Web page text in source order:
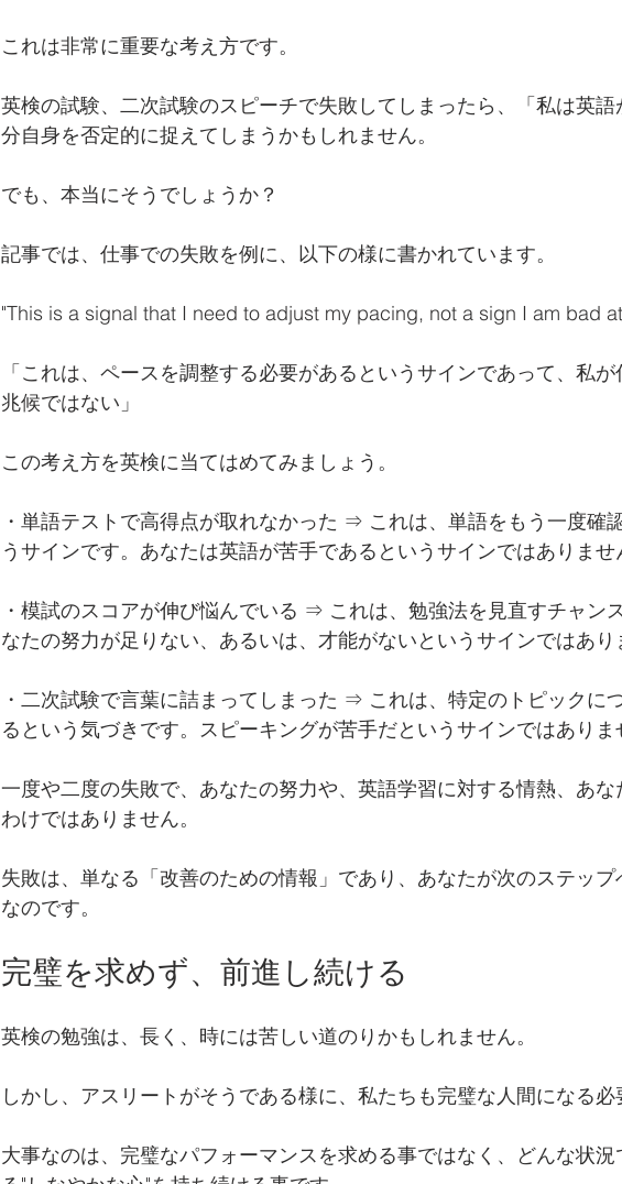
これは非常に重要な考え方です。
英検の試験、二次試験のスピーチで失敗してしまったら、「私は英語
分自身を否定的に捉えてしまうかもしれません。
でも、本当にそうでしょうか？
記事では、仕事での失敗を例に、以下の様に書かれています。
"This is a signal that I need to adjust my pacing, not a sign I am bad
「これは、ペースを調整する必要があるというサインであって、私
兆候ではない」
この考え方を英検に当てはめてみましょう。
・単語テストで高得点が取れなかった ⇒ これは、単語をもう一度確
うサインです。あなたは英語が苦手であるというサインではありませ
・模試のスコアが伸び悩んでいる ⇒ これは、勉強法を見直すチャン
なたの努力が足りない、あるいは、才能がないというサインではあり
・二次試験で言葉に詰まってしまった ⇒ これは、特定のトピックに
るという気づきです。スピーキングが苦手だというサインではありま
一度や二度の失敗で、あなたの努力や、英語学習に対する情熱、あ
わけではありません。
失敗は、単なる「改善のための情報」であり、あなたが次のステッ
なのです。
完璧を求めず、前進し続ける
英検の勉強は、長く、時には苦しい道のりかもしれません。
しかし、アスリートがそうである様に、私たちも完璧な人間になる必
大事なのは、完璧なパフォーマンスを求める事ではなく、どんな状